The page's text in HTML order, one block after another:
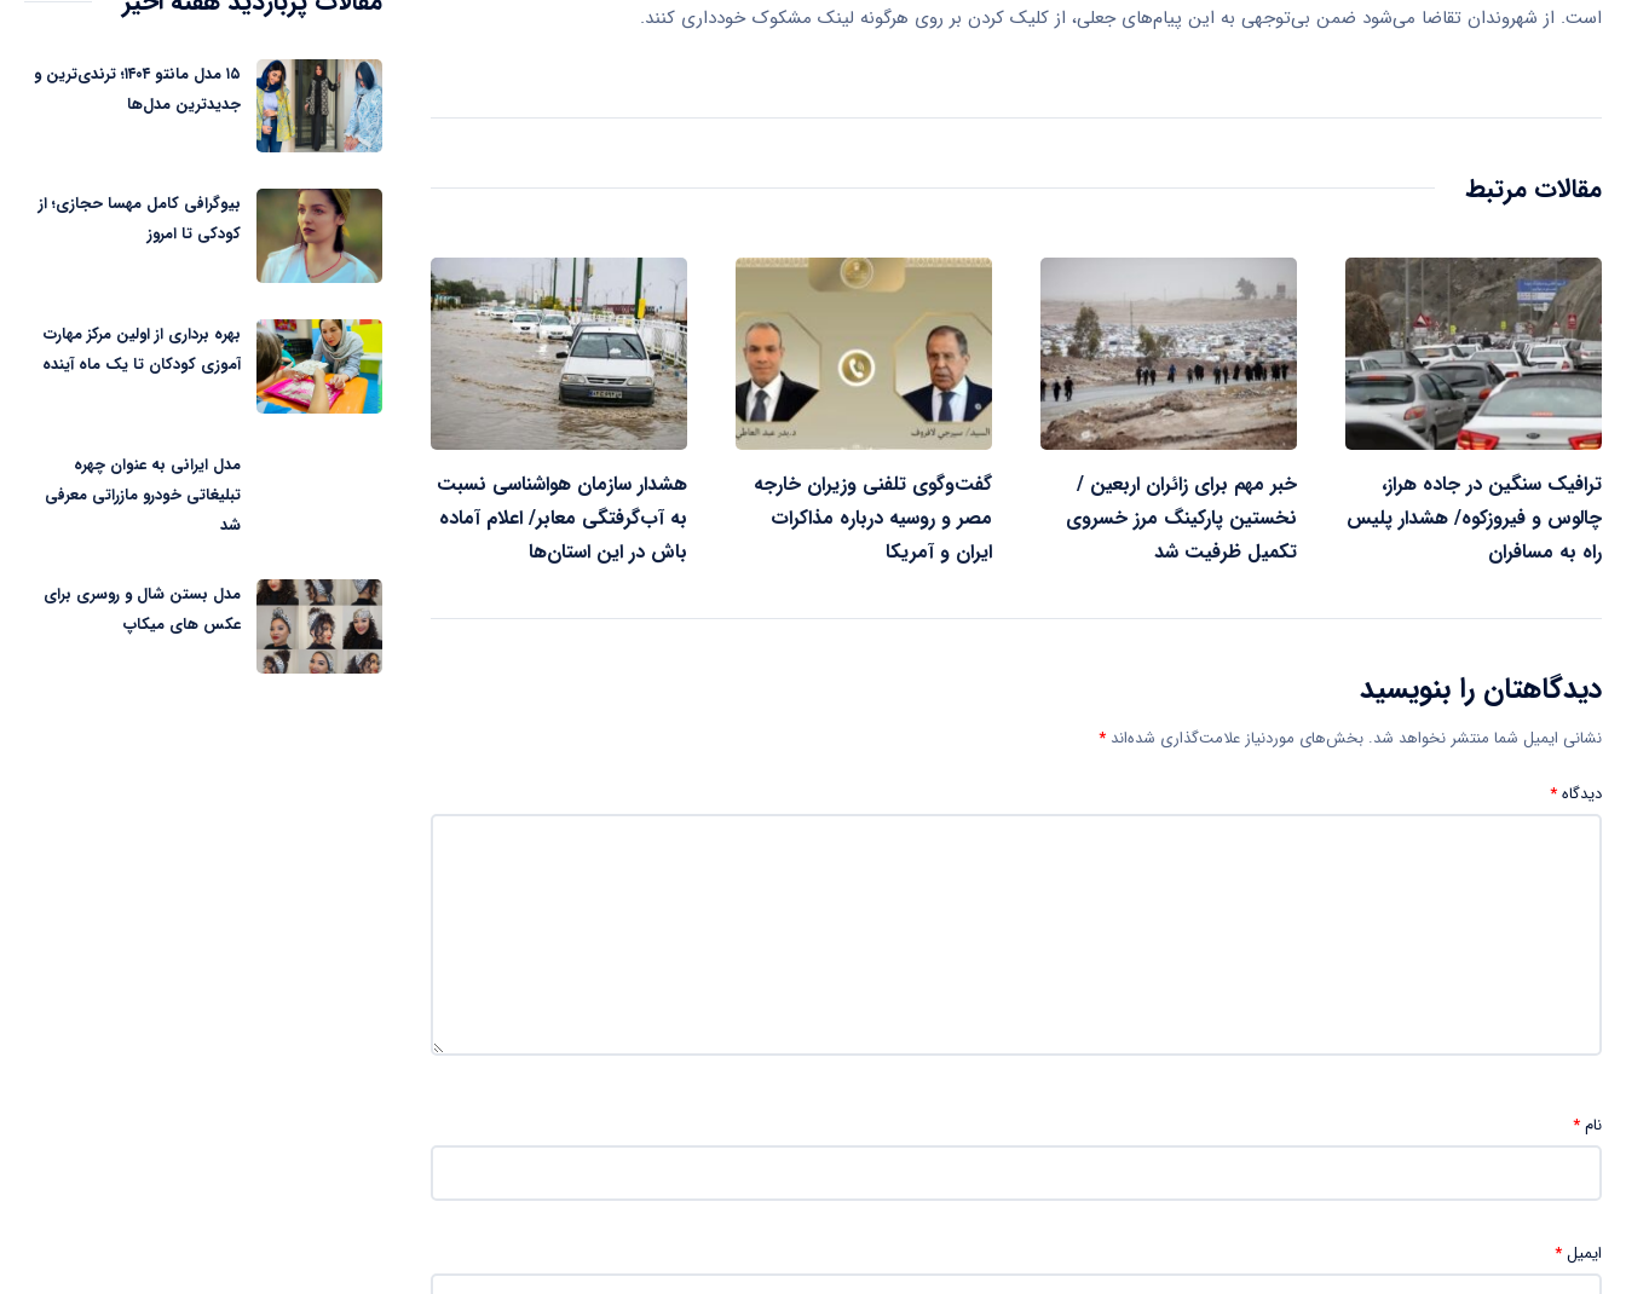
است. از شهروندان تقاضا می‌شود ضمن بی‌توجهی به این پیام‌های جعلی، از کلیک کردن بر روی هرگونه لینک مشکوک خودداری کنند.
مقالات مرتبط
ترافیک سنگین در جاده هراز،
چالوس و فیروزکوه/ هشدار پلیس
راه به مسافران
خبر مهم برای زائران اربعین /
نخستین پارکینگ مرز خسروی
تکمیل ظرفیت شد
گفت‌وگوی تلفنی وزیران خارجه
مصر و روسیه درباره مذاکرات
ایران و آمریکا
هشدار سازمان هواشناسی نسبت
به آب‌گرفتگی معابر/ اعلام آماده
باش در این استان‌ها
دیدگاهتان را بنویسید
نشانی ایمیل شما منتشر نخواهد شد. بخش‌های موردنیاز علامت‌گذاری شده‌اند *
دیدگاه*
نام*
ایمیل*
۱۵ مدل مانتو ۱۴۰۴؛ ترندی‌ترین و
جدیدترین مدل‌ها
بیوگرافی کامل مهسا حجازی؛ از
کودکی تا امروز
بهره برداری از اولین مرکز مهارت
آموزی کودکان تا یک ماه آینده
مدل ایرانی به عنوان چهره
تبلیغاتی خودرو مازراتی معرفی
شد
مدل بستن شال و روسری برای
عکس های میکاپ